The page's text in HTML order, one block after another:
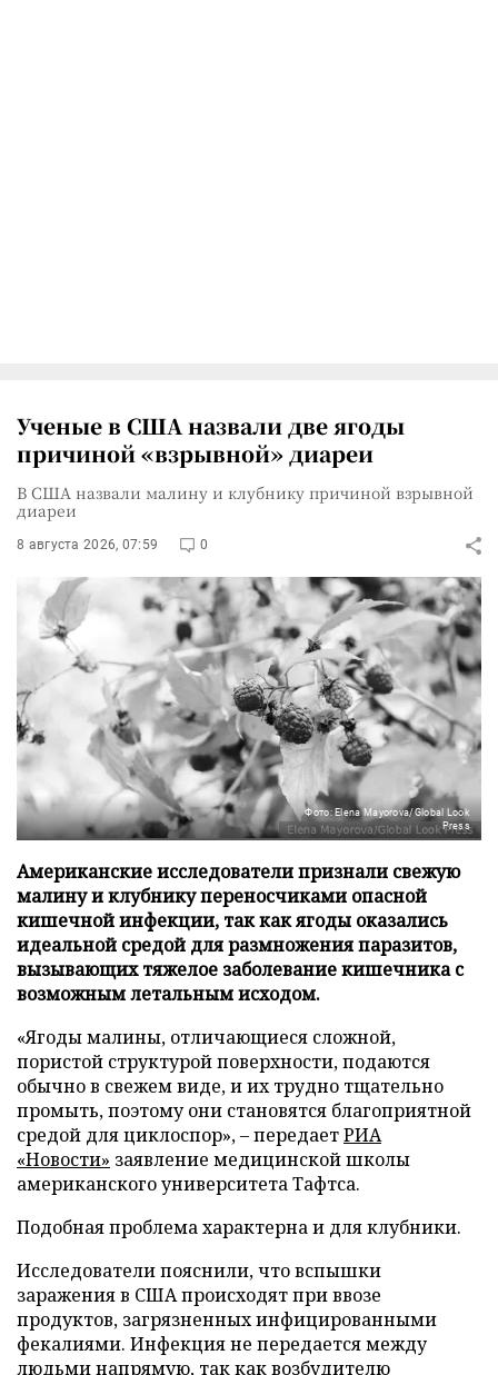
Ученые в США назвали две ягоды
причиной «взрывной» диареи
В США назвали малину и клубнику причиной взрывной
диареи
8 августа 2026, 07:59 0
Фото: Elena Mayorova/Global Look
Press
Американские исследователи признали свежую
малину и клубнику переносчиками опасной
кишечной инфекции, так как ягоды оказались
идеальной средой для размножения паразитов,
вызывающих тяжелое заболевание кишечника с
возможным летальным исходом.
«Ягоды малины, отличающиеся сложной,
пористой структурой поверхности, подаются
обычно в свежем виде, и их трудно тщательно
промыть, поэтому они становятся благоприятной
средой для циклоспор», – передаетРИА
«Новости» заявление медицинской школы
американского университета Тафтса.
Подобная проблема характерна и для клубники.
Исследователи пояснили, что вспышки
заражения в США происходят при ввозе
продуктов, загрязненных инфицированными
фекалиями. Инфекция не передается между
людьми напрямую, так как возбудителю